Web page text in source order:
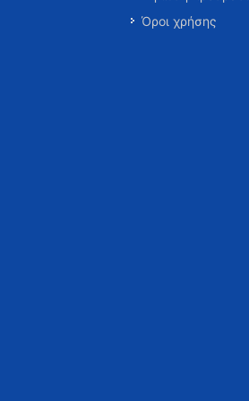
Όροι χρήσης